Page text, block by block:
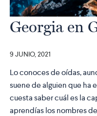
Georgia en
9 JUNIO, 2021
Lo conoces de oídas,
suene de alguien que ha
cuesta saber cuál es la
aprendías los nombres